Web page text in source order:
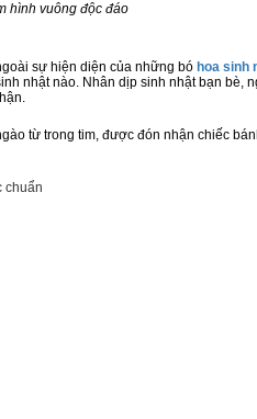
hình vuông độc đáo
sự hiện diện của những bó hoa sinh
nhật nào. Nhân dịp sinh nhật bạn
từ trong tim, được đón nhận chiếc